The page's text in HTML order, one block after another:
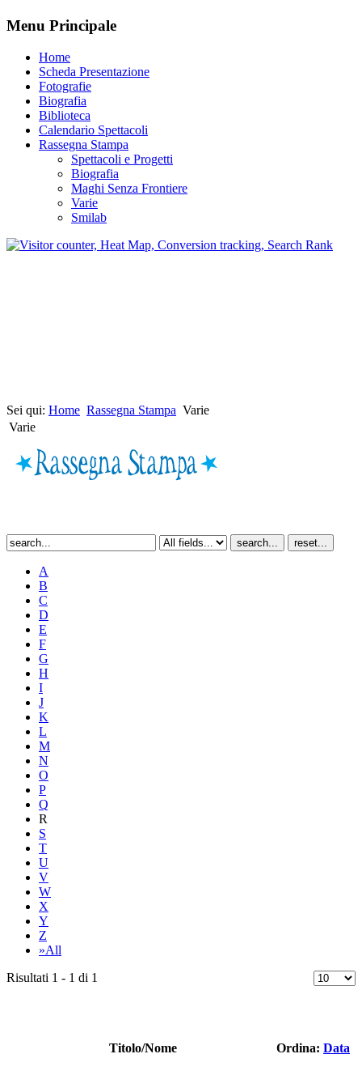
Menu Principale
Home
Scheda Presentazione
Fotografie
Biografia
Biblioteca
Calendario Spettacoli
Rassegna Stampa
Spettacoli e Progetti
Biografia
Maghi Senza Frontiere
Varie
Smilab
Sei qui: Home Rassegna Stampa Varie
Varie
A
B
C
D
E
F
G
H
I
J
K
L
M
N
O
P
Q
R
S
T
U
V
W
X
Y
Z
»All
Risultati 1 - 1 di 1
Titolo/Nome Ordina: Data